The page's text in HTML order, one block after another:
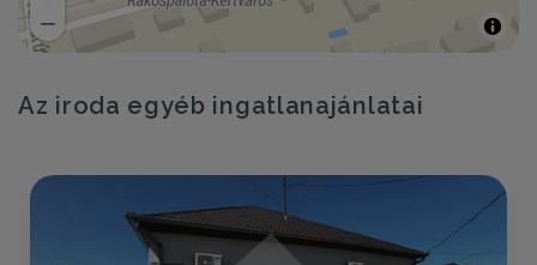
Az iroda egyéb ingatlanajánlatai